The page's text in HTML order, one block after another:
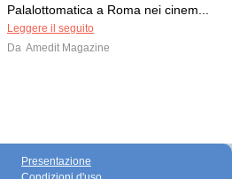
Palalottomatica a Roma nei cinem...
Leggere il seguito
Da Amedit Magazine
Presentazione